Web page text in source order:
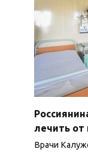
лечить от
Врачи